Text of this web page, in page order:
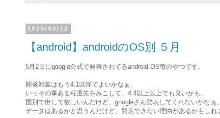
2015/03/12
【android】androidのOS別 ５月
5月2日にgoogle公式で発表されてるandroid OS毎のやつです。
開発対象はもう4.1以降でよいかなぁ。
いっその事ある程度先をみこして、4.4以上以上でも良いかも。
国別で出して欲しいんだけど、googleさん発表してくれないかなぁ
データはあるかと思うんだけど、発表できない理由があるかもしれ